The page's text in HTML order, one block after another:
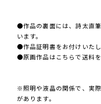
●作品の裏面には、詩太直
います。
●作品証明書をお付けいたし
●原画作品はこちらで送料を
※照明や液晶の関係で、実
があります。